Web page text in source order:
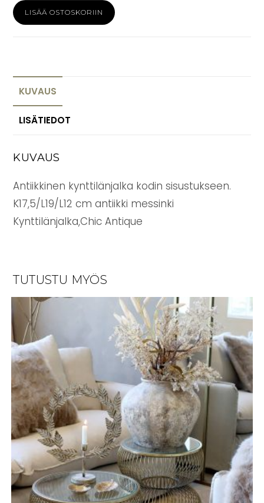
Kynttilänjalka
antiikin
määrä
LISÄÄ OSTOSKORIIN
KUVAUS
LISÄTIEDOT
KUVAUS
Antiikkinen kynttilänjalka kodin sisustukseen.
K17,5/L19/L12 cm antiikki messinki
Kynttilänjalka,Chic Antique
TUTUSTU MYÖS